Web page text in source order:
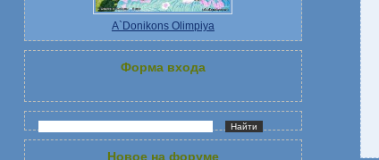
A`Donikons Olimpiya
Форма входа
Новое на форуме